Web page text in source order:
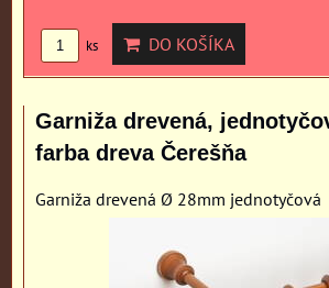
ks DO KOŠÍKA
Garniža drevená,
farba dreva Čerešňa
Garniža drevená Ø 28mm jednotyčová